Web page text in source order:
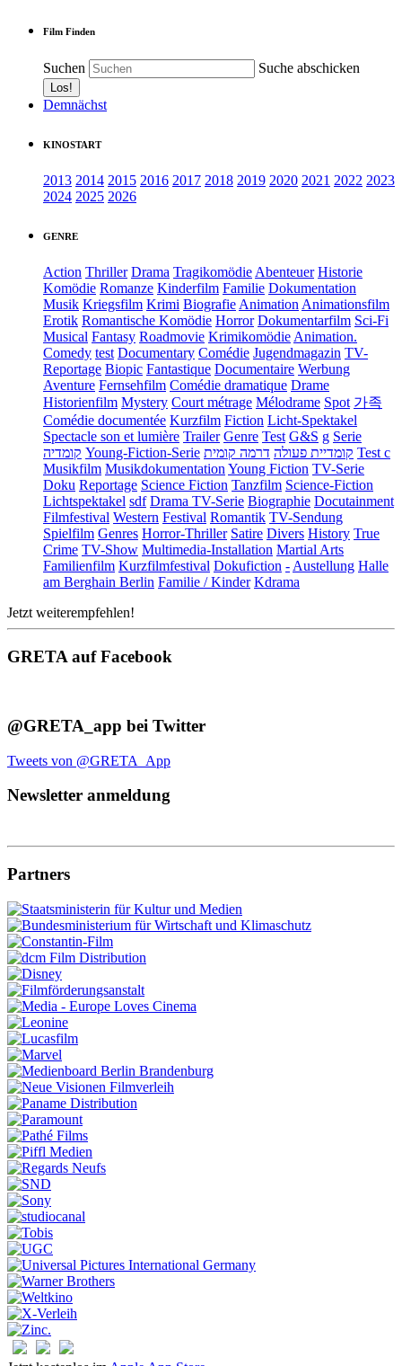
Film Finden
Suchen Suche abschicken
Demnächst
KINOSTART
2013 2014 2015 2016 2017 2018 2019 2020 2021 2022 2023
2024 2025 2026
GENRE
Action Thriller Drama Tragikomödie Abenteuer Historie
Komödie Romanze Kinderfilm Familie Dokumentation
Musik Kriegsfilm Krimi Biografie Animation Animationsfilm
Erotik Romantische Komödie Horror Dokumentarfilm Sci-Fi
Musical Fantasy Roadmovie Krimikomödie Animation.
Comedy test Documentary Comédie Jugendmagazin TV-
Reportage Biopic Fantastique Documentaire Werbung
Aventure Fernsehfilm Comédie dramatique Drame
Historienfilm Mystery Court métrage Mélodrame Spot 가족
Comédie documentée Kurzfilm Fiction Licht-Spektakel
Spectacle son et lumière Trailer Genre Test G&S g Serie
קומדיה Young-Fiction-Serie קומדיית פעולה דרמה קומית
Test c
Musikfilm Musikdokumentation Young Fiction TV-Serie
Doku Reportage Science Fiction Tanzfilm Science-Fiction
Lichtspektakel sdf Drama TV-Serie Biographie Docutainment
Filmfestival Western Festival Romantik TV-Sendung
Spielfilm Genres Horror-Thriller Satire Divers History True
Crime TV-Show Multimedia-Installation Martial Arts
Familienfilm Kurzfilmfestival Dokufiction - Austellung Halle
am Berghain Berlin Familie / Kinder Kdrama
Jetzt weiterempfehlen!
GRETA auf Facebook
@GRETA_app bei Twitter
Tweets von @GRETA_App
Newsletter anmeldung
Partners